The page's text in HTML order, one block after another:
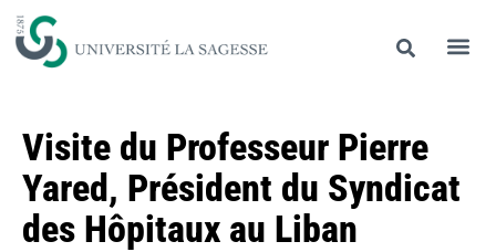
Visite du Professeur Pierre
Yared, Président du Syndicat
des Hôpitaux au Liban